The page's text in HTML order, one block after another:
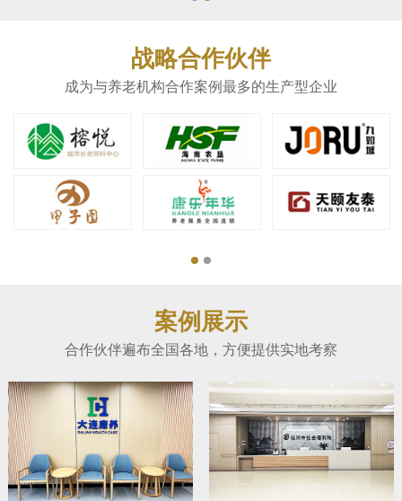
战略合作伙伴
成为与养老机构合作案例最多的生产型企业
案例展示
合作伙伴遍布全国各地，方便提供实地考察